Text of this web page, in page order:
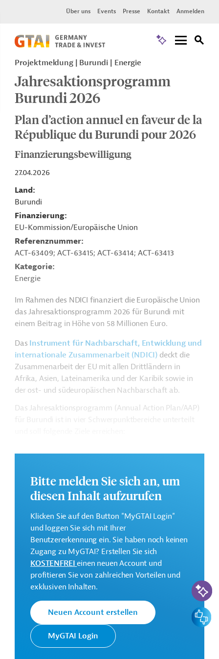
Über uns Events Presse Kontakt Anmelden
Projektmeldung Burundi Energie
Jahresaktionsprogramm
Burundi 2026
Plan d’action annuel en faveur de la
République du Burundi pour 2026
Finanzierungsbewilligung
27.04.2026
Land
Burundi
Finanzierung
EU-Kommission/Europäische Union
Referenznummer
ACT-63409; ACT-63415; ACT-63414; ACT-63413
Kategorie
Energie
Im Rahmen des NDICI finanziert die Europäische Union
das Jahresaktionsprogramm 2026 für Burundi mit
einem Beitrag in Höhe von 58 Millionen Euro.
Das Instrument für Nachbarschaft, Entwicklung und
internationale Zusammenarbeit (NDICI) deckt die
Zusammenarbeit der EU mit allen Drittländern in
Afrika, Asien, Lateinamerika und der Karibik sowie in
der ost- und südeuropäischen Nachbarschaft ab.
Das Jahresaktionsprogramm (Annual Action Plan/AAP)
für Burundi ist in vier Schwerpunktbereiche unterteilt
Annex 2: Programm zur Unterstützung des
Gesundheitswesens (PASS IV);
Annex 3: Programm für den Zugang von Mädchen
Dienstleistungen;
Annex 4: Konsolidierung der Errungenschaften des
Programms zur Unterstützung des Justizsektors.
Weitere Informationen über das
Jahresaktionsprogramm finden Sie in den
Originaldokumenten, die zum Download bereitstehen.
Bei Fragen wenden Sie sich bitte an das Brüsseler Büro
von Germany Trade & Invest unter projekte@gtai.de.
Gesamtkosten:
Bitte melden Sie sich an, um
diesen Inhalt aufzurufen
Klicken Sie auf den Button "MyGTAI Login"
und loggen Sie sich mit Ihrer
Benutzererkennung ein. Sie haben noch keinen
Zugang zu MyGTAI? Erstellen Sie sich
KOSTENFREIeinen neuen Account und
profitieren Sie von zahlreichen Vorteilen und
exklusiven Inhalten.
Neuen Account erstellen
MyGTAI Login
KI-